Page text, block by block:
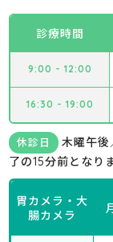
診療時間
9:00 - 12:00
16:30 - 19:00
休診日
木曜午
了の15分前となり
胃カメラ・大
腸カメラ